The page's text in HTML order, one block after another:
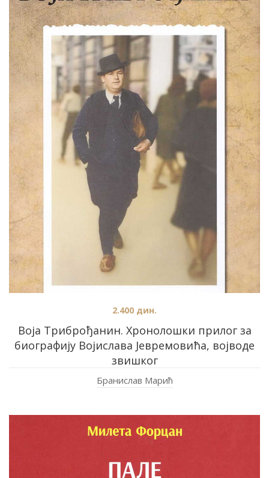
Воја Триброђанин. Хронолошки прилог за
биографију Војислава Јевремовића, војводе
звишког
2.400 дин.
Бранислав Марић